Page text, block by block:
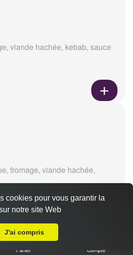
viande hachée, kebab, sauce
fromage, viande hachée,
Panier Compte
cookies pour vous garantir la
notre site Web
J'ai compris